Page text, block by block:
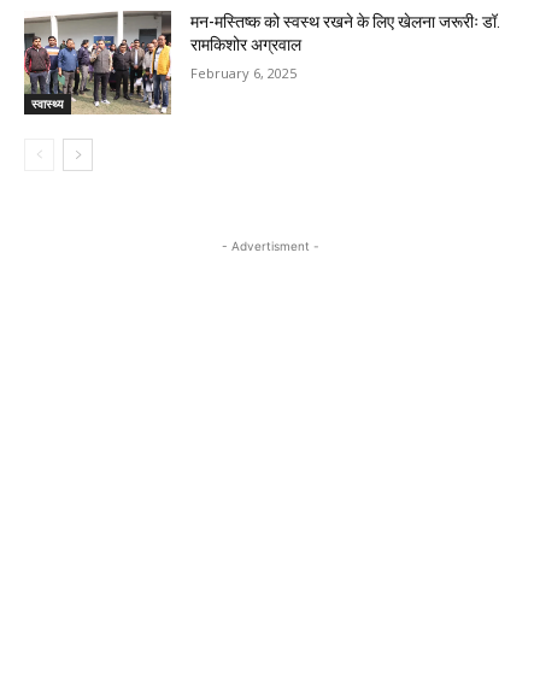
स्वास्थ्य
मन-मस्तिष्क को स्वस्थ रखने के लिए खेलना जरूरीः डॉ.
रामकिशोर अग्रवाल
February 6, 2025
- Advertisment -